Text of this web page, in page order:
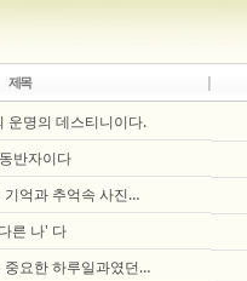
제목
운명의 데스티니이다.
반자이다
[이벤트]일랜시아는 나의 기억과 추억속 사진첩이다.
른 나' 다
[이벤트]일랜시아는 나의 중요한 하루일과였던 게임이다!